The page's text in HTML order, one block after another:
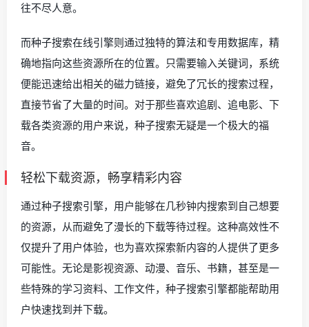
往不尽人意。
而种子搜索在线引擎则通过独特的算法和专用数据库，精
确地指向这些资源所在的位置。只需要输入关键词，系统
便能迅速给出相关的磁力链接，避免了冗长的搜索过程，
直接节省了大量的时间。对于那些喜欢追剧、追电影、下
载各类资源的用户来说，种子搜索无疑是一个极大的福
音。
轻松下载资源，畅享精彩内容
通过种子搜索引擎，用户能够在几秒钟内搜索到自己想要
的资源，从而避免了漫长的下载等待过程。这种高效性不
仅提升了用户体验，也为喜欢探索新内容的人提供了更多
可能性。无论是影视资源、动漫、音乐、书籍，甚至是一
些特殊的学习资料、工作文件，种子搜索引擎都能帮助用
户快速找到并下载。